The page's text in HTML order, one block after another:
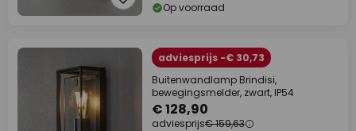
Op voorraad
adviesprijs -€ 30,73
Buitenwandlamp Brindisi,
bewegingsmelder, zwart, IP54
€ 128,90
adviesprijs€ 159,63